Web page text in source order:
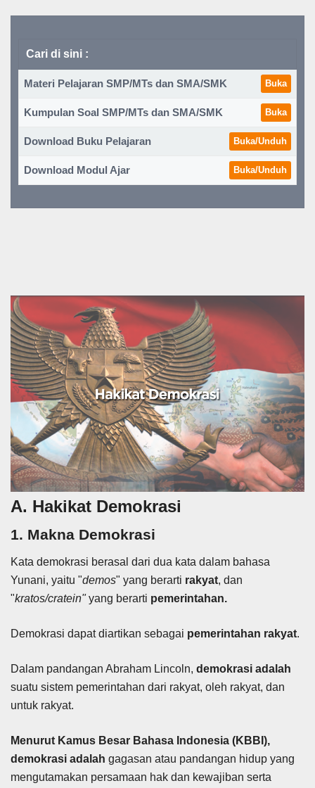
Cari di sini :
Materi Pelajaran SMP/MTs dan SMA/SMK Buka
Kumpulan Soal SMP/MTs dan SMA/SMK Buka
Download Buku Pelajaran Buka/Unduh
Download Modul Ajar Buka/Unduh
A. Hakikat Demokrasi
1. Makna Demokrasi
Kata demokrasi berasal dari dua kata dalam bahasa
Yunani, yaitu "demos" yang berarti rakyat, dan
"kratos/cratein"yang berarti pemerintahan.
Demokrasi dapat diartikan sebagai pemerintahan rakyat.
Dalam pandangan Abraham Lincoln, demokrasi adalah
suatu sistem pemerintahan dari rakyat, oleh rakyat, dan
untuk rakyat.
Menurut Kamus Besar Bahasa Indonesia (KBBI),
demokrasi adalah gagasan atau pandangan hidup yang
mengutamakan persamaan hak dan kewajiban serta